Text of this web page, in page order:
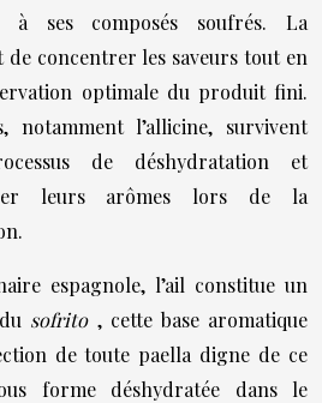
à ses composés soufrés. La
concentrer les saveurs tout en
optimale du produit fini.
notamment l’allicine, survivent
de déshydratation et
leurs arômes lors de la
espagnole, l’ail constitue un
sofrito , cette base aromatique
de toute paella digne de ce
forme déshydratée dans le